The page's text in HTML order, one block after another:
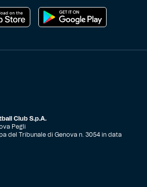
Club S.p.A.
Pegli
del Tribunale di Genova n. 3054 in data